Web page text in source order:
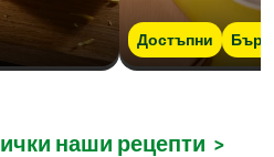
Достъпни
наши рецепти >